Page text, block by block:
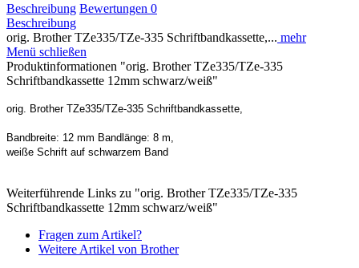
Beschreibung Bewertungen 0
Beschreibung
orig. Brother TZe335/TZe-335 Schriftbandkassette,... mehr
Menü schließen
Produktinformationen "orig. Brother TZe335/TZe-335
Schriftbandkassette 12mm schwarz/weiß"
orig. Brother TZe335/TZe-335 Schriftbandkassette,
Bandbreite: 12 mm Bandlänge: 8 m,
weiße Schrift auf schwarzem Band
Weiterführende Links zu "orig. Brother TZe335/TZe-335
Schriftbandkassette 12mm schwarz/weiß"
Fragen zum Artikel?
Weitere Artikel von Brother